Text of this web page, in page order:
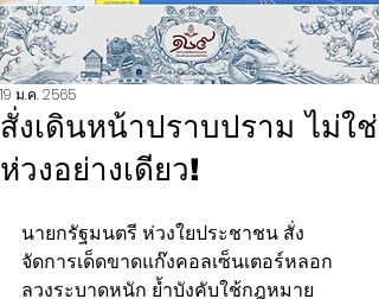
สั่งเดินหน้าปราบปราม ไม่ใช่
ห่วงอย่างเดียว!
19 ม.ค. 2565
นายกรัฐมนตรี ห่วงใยประชาชน สั่ง
จัดการเด็ดขาดแก๊งคอลเซ็นเตอร์หลอก
ลวงระบาดหนัก ย้ำบังคับใช้กฎหมาย